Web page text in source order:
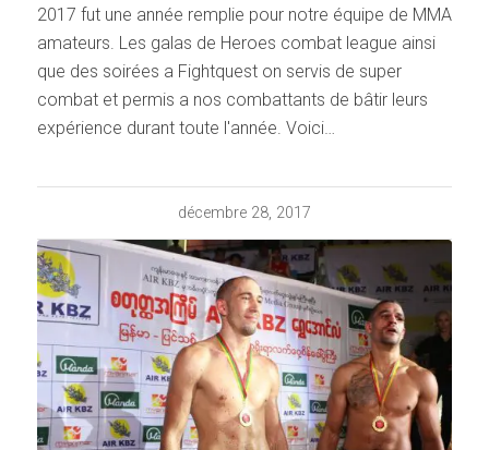
2017 fut une année remplie pour notre équipe de MMA
amateurs. Les galas de Heroes combat league ainsi
que des soirées a Fightquest on servis de super
combat et permis a nos combattants de bâtir leurs
expérience durant toute l'année. Voici…
décembre 28, 2017